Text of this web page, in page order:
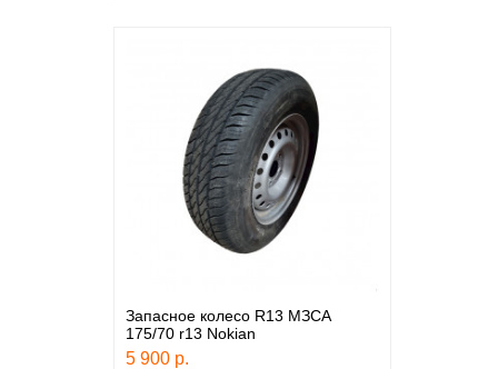
Запасное колесо R13 МЗСА
175/70 r13 Nokian
5 900 р.